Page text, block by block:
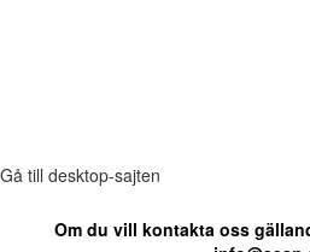
Gå till desktop-sajten
Om du vill kontakta oss